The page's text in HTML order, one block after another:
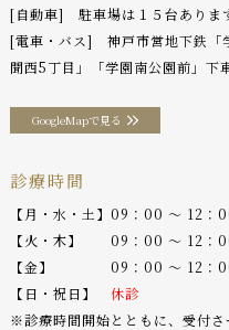
[自動車] 駐車場は１５台ありま
[電車・バス] 神戸市営地下鉄「
聞西5丁目」「学園南公園前」下
GoogleMapで見る
診療時間
【月・水・土】09：00 〜 12
【火・木】 09：00 〜 12：
【金】 09：00 〜 12：00
【日・祝日】 休診
※診療時間開始とともに、受付さ